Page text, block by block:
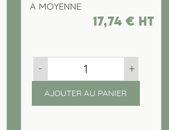
A MOYENNE
17,74 € ht
- +
AJOUTER AU PANIER